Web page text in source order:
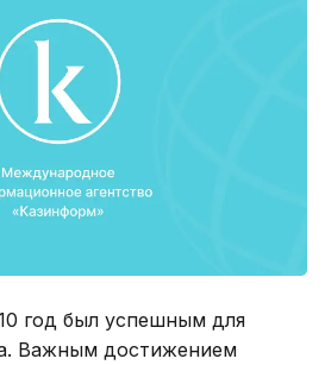
год был успешным для
Важным достижением